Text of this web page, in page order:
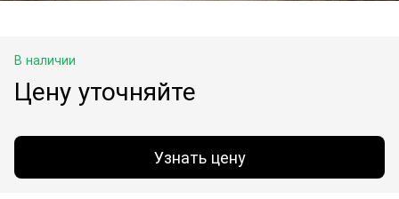
В наличии
Цену уточняйте
Узнать цену